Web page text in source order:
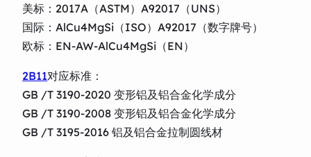
美标：2017A（ASTM）A92017（UNS）
国际：AlCu4MgSi（ISO）A92017（数字牌号）
欧标：EN-AW-AlCu4MgSi（EN）
2B11对应标准：
GB /T 3190-2020 变形铝及铝合金化学成分
GB /T 3190-2008 变形铝及铝合金化学成分
GB /T 3195-2016 铝及铝合金拉制圆线材